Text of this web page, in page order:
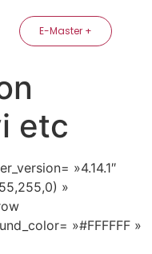
E-Master +
etc
»4.14.1″
»
»#FFFFFF »